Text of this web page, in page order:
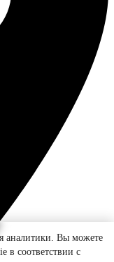
аналитики. Вы можете
в соответствии с